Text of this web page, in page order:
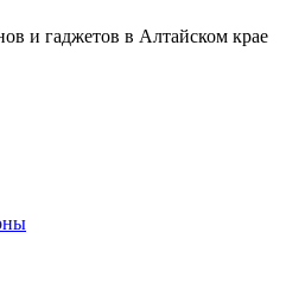
и гаджетов в Алтайском крае